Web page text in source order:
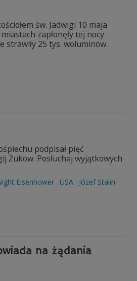
św. Jadwigi 10 maja
zapłonęły tej nocy
strawiły 25 tys. woluminów.
podpisał pięć
Żukow. Posłuchaj wyjątkowych
Eisenhower USA
Józef Stalin
na żądania